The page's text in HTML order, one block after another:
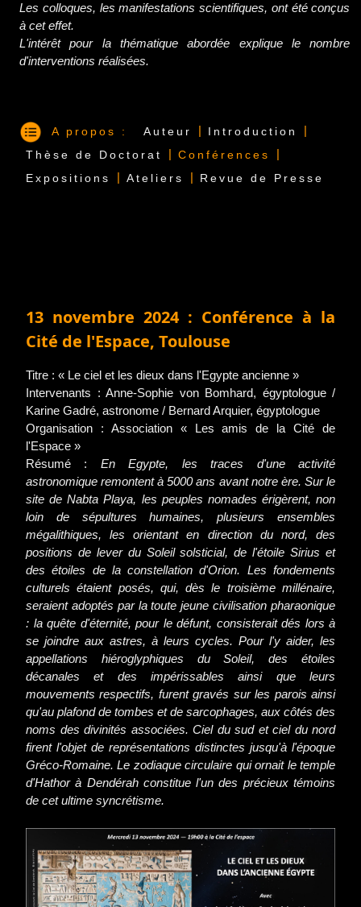
Les colloques, les manifestations scientifiques, ont été conçus
à cet effet.
L'intérêt pour la thématique abordée explique le nombre
d'interventions réalisées.
A propos : Auteur Introduction
Thèse de Doctorat Conférences
Expositions Ateliers Revue de Presse
13 novembre 2024 : Conférence à la
Cité de l'Espace, Toulouse
Titre : « Le ciel et les dieux dans l'Egypte ancienne »
Intervenants : Anne-Sophie von Bomhard, égyptologue /
Karine Gadré, astronome / Bernard Arquier, égyptologue
Organisation : Association « Les amis de la Cité de
l'Espace »
Résumé : En Egypte, les traces d'une activité
astronomique remontent à 5000 ans avant notre ère. Sur le
site de Nabta Playa, les peuples nomades érigèrent, non
loin de sépultures humaines, plusieurs ensembles
mégalithiques, les orientant en direction du nord, des
positions de lever du Soleil solsticial, de l'étoile Sirius et
des étoiles de la constellation d'Orion. Les fondements
culturels étaient posés, qui, dès le troisième millénaire,
seraient adoptés par la toute jeune civilisation pharaonique
: la quête d'éternité, pour le défunt, consisterait dés lors à
se joindre aux astres, à leurs cycles. Pour l'y aider, les
appellations hiéroglyphiques du Soleil, des étoiles
décanales et des impérissables ainsi que leurs
mouvements respectifs, furent gravés sur les parois ainsi
qu'au plafond de tombes et de sarcophages, aux côtés des
noms des divinités associées. Ciel du sud et ciel du nord
firent l'objet de représentations distinctes jusqu'à l'époque
Gréco-Romaine. Le zodiaque circulaire qui ornait le temple
d'Hathor à Dendérah constitue l'un des précieux témoins
de cet ultime syncrétisme.